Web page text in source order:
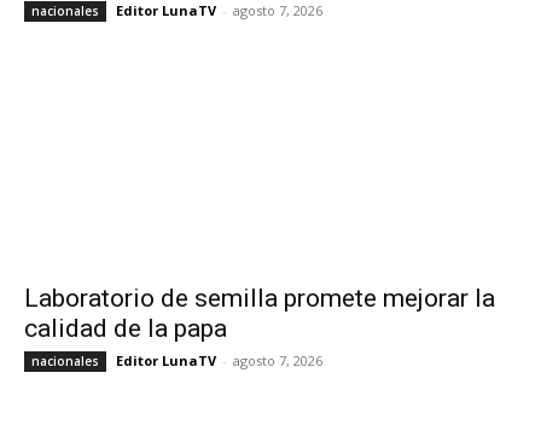
nacionales Editor LunaTV - agosto 7, 2026
Laboratorio de semilla promete mejorar la
calidad de la papa
nacionales Editor LunaTV - agosto 7, 2026